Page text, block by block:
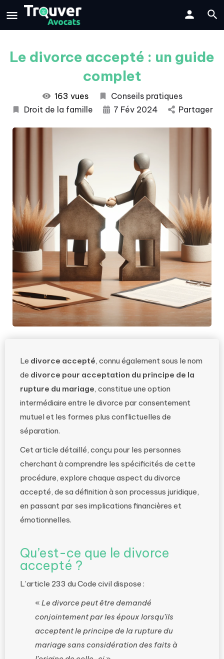
Le divorce accepté : un guide
complet
163 vues
Conseils pratiques
Droit de la famille
7 Fév 2024 Partager
Le divorce accepté, connu également sous le nom
de divorce pour acceptation du principe de la
rupture du mariage, constitue une option
intermédiaire entre le divorce par consentement
mutuel et les formes plus conflictuelles de
séparation.
Cet article détaillé, conçu pour les personnes
cherchant à comprendre les spécificités de cette
procédure, explore chaque aspect du divorce
accepté, de sa définition à son processus juridique,
en passant par ses implications financières et
émotionnelles.
Qu’est-ce que le divorce
accepté ?
L’article 233 du Code civil dispose :
« Le divorce peut être demandé
conjointement par les époux lorsqu’ils
acceptent le principe de la rupture du
mariage sans considération des faits à